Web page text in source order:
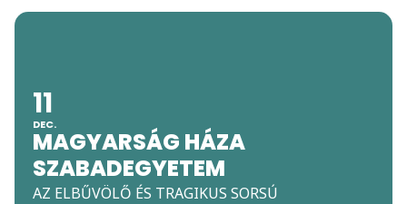
11
DEC.
MAGYARSÁG HÁZA
SZABADEGYETEM
AZ ELBŰVÖLŐ ÉS TRAGIKUS SORSÚ